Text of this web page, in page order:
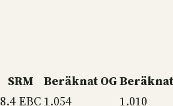
SRM Beräknat OG
8.4 EBC 1.054 1.010